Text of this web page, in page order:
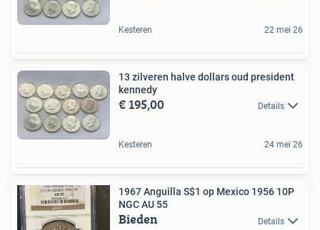
Kesteren 22 mei 26
13 zilveren halve dollars oud president
kennedy
€ 195,00 Details
Kesteren 24 mei 26
1967 Anguilla S$1 op Mexico 1956 10P
NGC AU 55
Bieden Details